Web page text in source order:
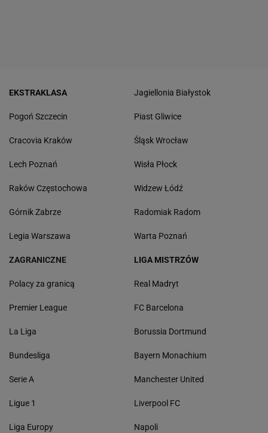
EKSTRAKLASA
Pogoń Szczecin
Cracovia Kraków
Lech Poznań
Raków Częstochowa
Górnik Zabrze
Legia Warszawa
Jagiellonia Białystok
Piast Gliwice
Śląsk Wrocław
Wisła Płock
Widzew Łódź
Radomiak Radom
Warta Poznań
ZAGRANICZNE
Polacy za granicą
Premier League
La Liga
Bundesliga
Serie A
Ligue 1
Liga Europy
LIGA MISTRZÓW
Real Madryt
FC Barcelona
Borussia Dortmund
Bayern Monachium
Manchester United
Liverpool FC
Napoli